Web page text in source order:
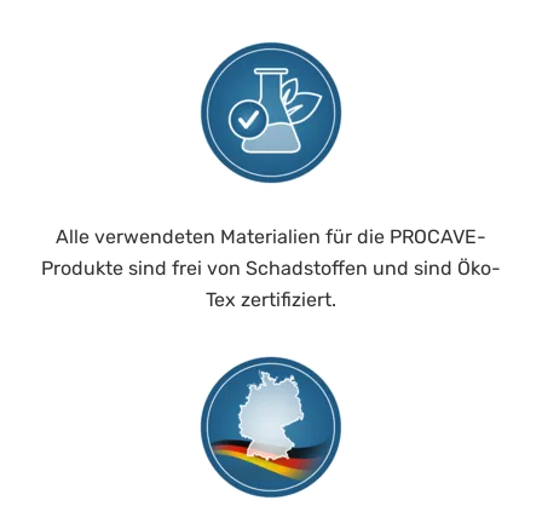
Alle verwendeten Materialien für die PROCAVE-
Produkte sind frei von Schadstoffen und sind Öko-
Tex zertifiziert.